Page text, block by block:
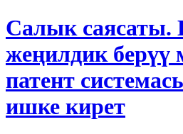
Салык саясаты.
жеңилдик берүү
патент
ишке кирет